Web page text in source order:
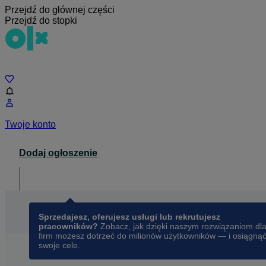
Przejdź do głównej części
Przejdź do stopki
Twoje konto
Dodaj ogłoszenie
Sprzedajesz, oferujesz usługi lub rekrutujesz
pracowników? Zobacz, jak dzięki naszym rozwiązaniom dla
firm możesz dotrzeć do milionów użytkowników — i osiągnąć
swoje cele.